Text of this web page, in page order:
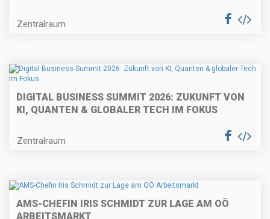
Zentralraum
DIGITAL BUSINESS SUMMIT 2026: ZUKUNFT VON
KI, QUANTEN & GLOBALER TECH IM FOKUS
Zentralraum
AMS-CHEFIN IRIS SCHMIDT ZUR LAGE AM OÖ
ARBEITSMARKT